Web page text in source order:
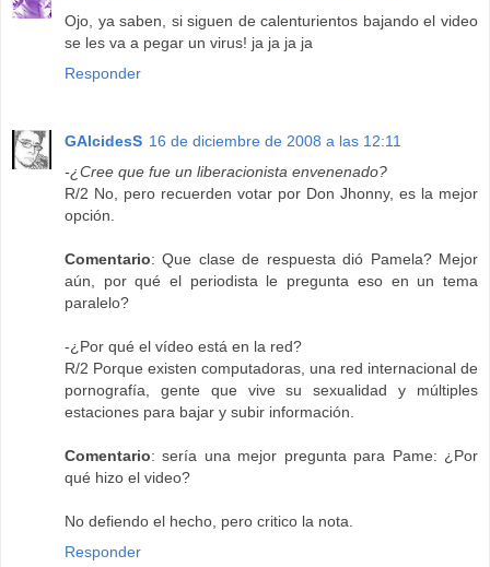
Ojo, ya saben, si siguen de calenturientos bajando el video
se les va a pegar un virus! ja ja ja ja
Responder
GAlcidesS 16 de diciembre de 2008 a las 12:11
-¿Cree que fue un liberacionista envenenado?
R/2 No, pero recuerden votar por Don Jhonny, es la mejor
opción.
Comentario: Que clase de respuesta dió Pamela? Mejor
aún, por qué el periodista le pregunta eso en un tema
paralelo?
-¿Por qué el vídeo está en la red?
R/2 Porque existen computadoras, una red internacional de
pornografía, gente que vive su sexualidad y múltiples
estaciones para bajar y subir información.
Comentario: sería una mejor pregunta para Pame: ¿Por
qué hizo el video?
No defiendo el hecho, pero critico la nota.
Responder